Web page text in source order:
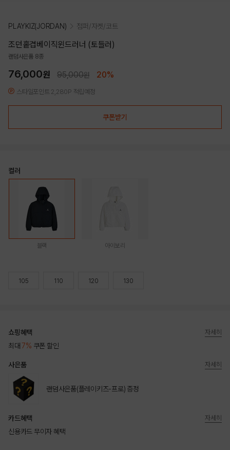
PLAYKIZ(JORDAN) 점퍼/자켓/코트
조던홑겹베이직윈드러너 (토들러)
랜덤사은품 8종
76,000원 95,000원 20%
스타일포인트 2,280P 적립예정
쿠폰받기
컬러
블랙 아이보리
105 110 120 130
쇼핑혜택
최대 7% 쿠폰 할인
자세히
사은품
랜덤사은품(플레이키즈-프로) 증정
자세히
카드혜택
신용카드 무이자 혜택
자세히